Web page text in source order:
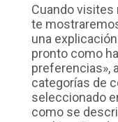
Cuando visites
te
una
pronto como
preferencias»,
categorías de
seleccionado
como se